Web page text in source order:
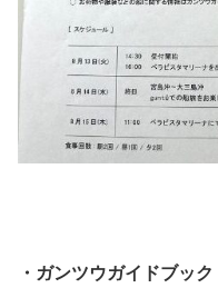
・ガンツウガイドブック